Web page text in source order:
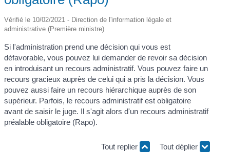
Vérifié le 10/02/2021 - Direction de l'information légale et
administrative (Première ministre)
Si l'administration prend une décision qui vous est
défavorable, vous pouvez lui demander de revoir sa décision
en introduisant un recours administratif. Vous pouvez faire un
recours gracieux auprès de celui qui a pris la décision. Vous
pouvez aussi faire un recours hiérarchique auprès de son
supérieur. Parfois, le recours administratif est obligatoire
avant de saisir le juge. Il s'agit alors d'un recours administratif
préalable obligatoire (Rapo).
Tout replier Tout déplier